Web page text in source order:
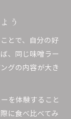
う
とで、自分の好
、同じ味噌ラー
グの内容が大き
を体験すること
に食べ比べてみ